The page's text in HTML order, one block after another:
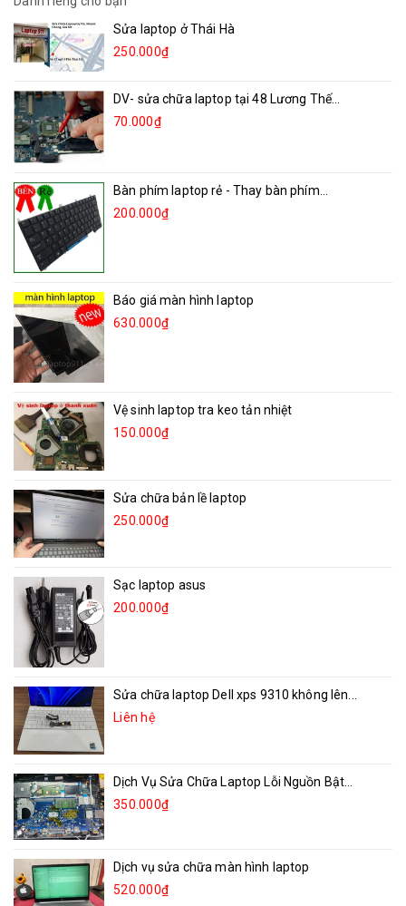
Sửa laptop ở Thái Hà
250.000₫
DV- sửa chữa laptop tại 48 Lương Thế...
70.000₫
Bàn phím laptop rẻ - Thay bàn phím...
200.000₫
Báo giá màn hình laptop
630.000₫
Vệ sinh laptop tra keo tản nhiệt
150.000₫
Sửa chữa bản lề laptop
250.000₫
Sạc laptop asus
200.000₫
Sửa chữa laptop Dell xps 9310 không lên...
Liên hệ
Dịch Vụ Sửa Chữa Laptop Lỗi Nguồn Bật...
350.000₫
Dịch vụ sửa chữa màn hình laptop
520.000₫